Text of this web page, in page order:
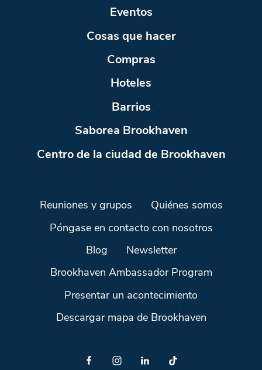
Eventos
Cosas que hacer
Compras
Hoteles
Barrios
Saborea Brookhaven
Centro de la ciudad de Brookhaven
Reuniones y grupos Quiénes somos
Póngase en contacto con nosotros
Blog Newsletter
Brookhaven Ambassador Program
Presentar un acontecimiento
Descargar mapa de Brookhaven